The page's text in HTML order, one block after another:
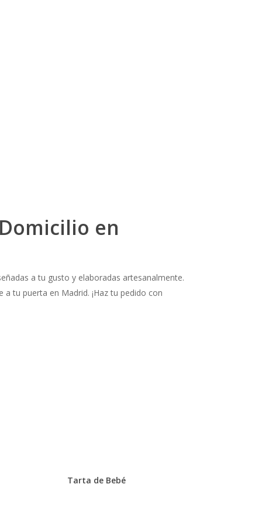
en
a tu gusto y elaboradas artesanalmente.
tu puerta en Madrid. ¡Haz tu pedido con
Tarta de Bebé